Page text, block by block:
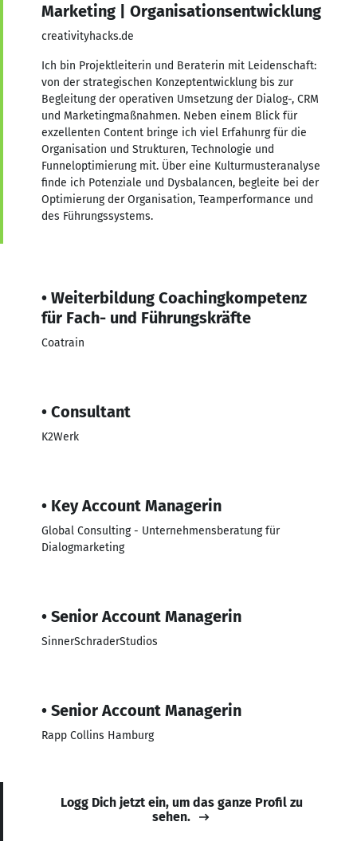
Marketing | Organisationsentwicklung
creativityhacks.de
Ich bin Projektleiterin und Beraterin mit Leidenschaft:
von der strategischen Konzeptentwicklung bis zur
Begleitung der operativen Umsetzung der Dialog-, CRM
und Marketingmaßnahmen. Neben einem Blick für
exzellenten Content bringe ich viel Erfahunrg für die
Organisation und Strukturen, Technologie und
Funneloptimierung mit. Über eine Kulturmusteranalyse
finde ich Potenziale und Dysbalancen, begleite bei der
Optimierung der Organisation, Teamperformance und
des Führungssystems.
• Weiterbildung Coachingkompetenz
für Fach- und Führungskräfte
Coatrain
• Consultant
K2Werk
• Key Account Managerin
Global Consulting - Unternehmensberatung für
Dialogmarketing
• Senior Account Managerin
SinnerSchraderStudios
• Senior Account Managerin
Rapp Collins Hamburg
Logg Dich jetzt ein, um das ganze Profil zu
sehen.